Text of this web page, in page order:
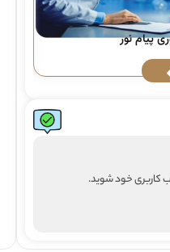
پیام نور
کاربری خود شوید.